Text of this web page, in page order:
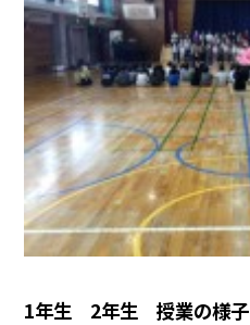
1年生 2年生 授業の様子